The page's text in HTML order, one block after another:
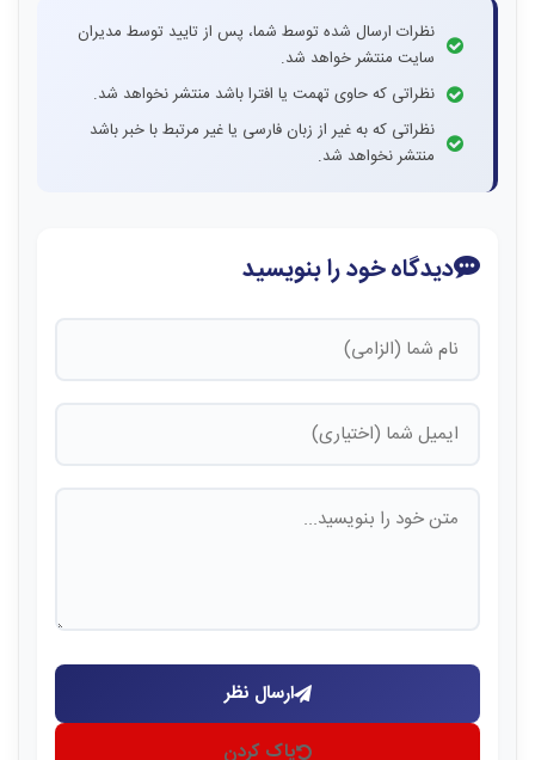
نظرات ارسال شده توسط شما، پس از تایید توسط مدیران
سایت منتشر خواهد شد.
نظراتی که حاوی تهمت یا افترا باشد منتشر نخواهد شد.
نظراتی که به غیر از زبان فارسی یا غیر مرتبط با خبر باشد
منتشر نخواهد شد.
دیدگاه خود را بنویسید
ارسال نظر
پاک کردن